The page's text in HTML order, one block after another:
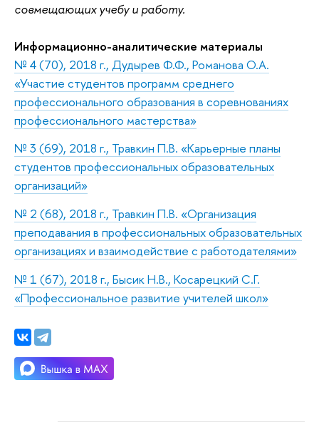
совмещающих учебу и работу.
Информационно-аналитические материалы
№ 4 (70), 2018 г., Дудырев Ф.Ф., Романова О.А.
«Участие студентов программ среднего
профессионального образования в соревнованиях
профессионального мастерства»
№ 3 (69), 2018 г., Травкин П.В. «Карьерные планы
студентов профессиональных образовательных
организаций»
№ 2 (68), 2018 г., Травкин П.В. «Организация
преподавания в профессиональных образовательных
организациях и взаимодействие с работодателями»
№ 1 (67), 2018 г., Бысик Н.В., Косарецкий С.Г.
«Профессиональное развитие учителей школ»